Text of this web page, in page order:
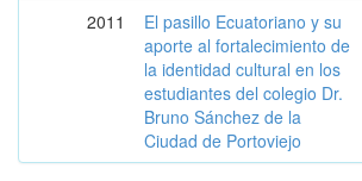
2011
El pasillo Ecuatoriano y su
aporte al fortalecimiento de
la identidad cultural en los
estudiantes del colegio Dr.
Bruno Sánchez de la
Ciudad de Portoviejo